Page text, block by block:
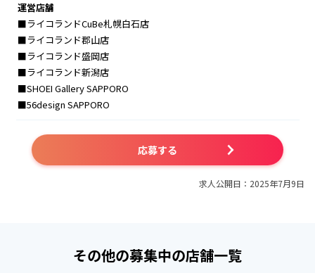
運営店舗
■ライコランドCuBe札幌白石店
■ライコランド郡山店
■ライコランド盛岡店
■ライコランド新潟店
■SHOEI Gallery SAPPORO
■56design SAPPORO
応募する
求人公開日：2025年7月9日
その他の募集中の店舗一覧